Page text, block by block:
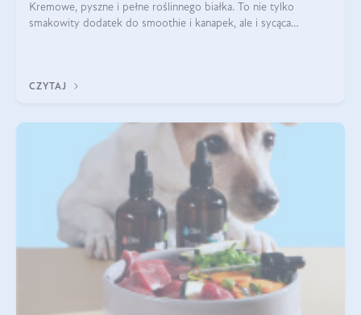
Kremowe, pyszne i pełne roślinnego białka. To nie tylko
smakowity dodatek do smoothie i kanapek, ale i sycąca
CZYTAJ